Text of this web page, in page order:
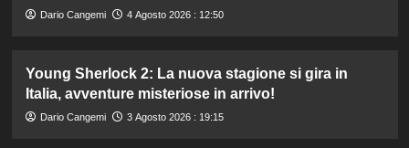
Dario Cangemi 4 Agosto 2026 : 12:50
Young Sherlock 2: La nuova stagione si gira in
Italia, avventure misteriose in arrivo!
Dario Cangemi 3 Agosto 2026 : 19:15